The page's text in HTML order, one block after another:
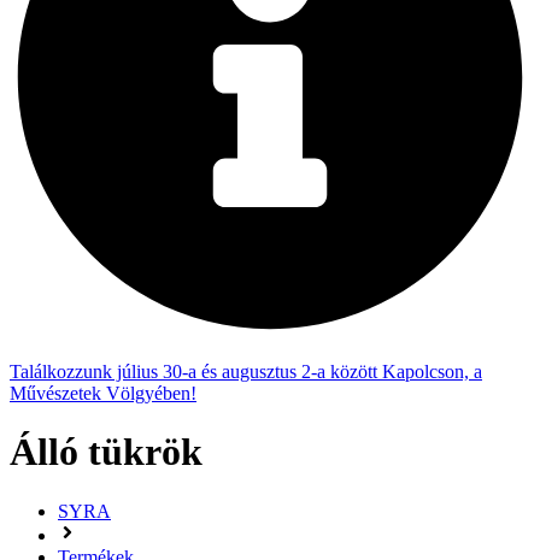
Találkozzunk július 30-a és augusztus 2-a között Kapolcson, a
Művészetek Völgyében!
Álló tükrök
SYRA